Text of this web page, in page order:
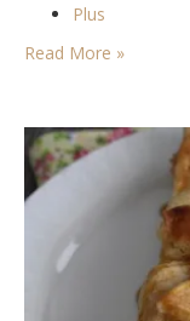
Plus
Read More »